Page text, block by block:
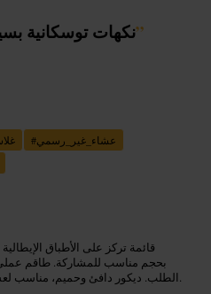
نكهات توسكانية”
#عشاء_غير_رسمي
قائمة تركز على الأطباق
بحجم مناسب للمشاركة. طاقم
الطلب. ديكور دافئ وحميم، مناسب لعشاء مريح أو وجبة عمل غير رسمية.